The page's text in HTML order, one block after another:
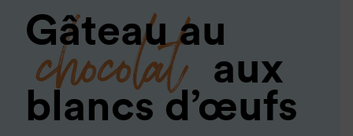
Gâteau au
chocolat
aux
blancs d’œufs